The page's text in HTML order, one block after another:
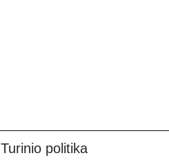
Turinio politika